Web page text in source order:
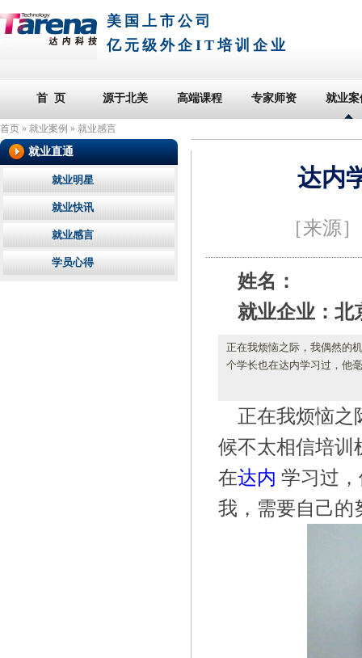
美国上市公司
亿元级外企IT培训企业
首 页 源于北美 高端课程 专家师资 就业案
首页 » 就业案例 » 就业感言
达内
［来源
姓名：
就业企业：北
正在我烦恼之际，我偶然的
个学长也在达内学习过，他
正在我烦恼之
候不太相信培训
在达内 学习过
我，需要自己的
就业直通
就业明星
就业快讯
就业感言
学员心得